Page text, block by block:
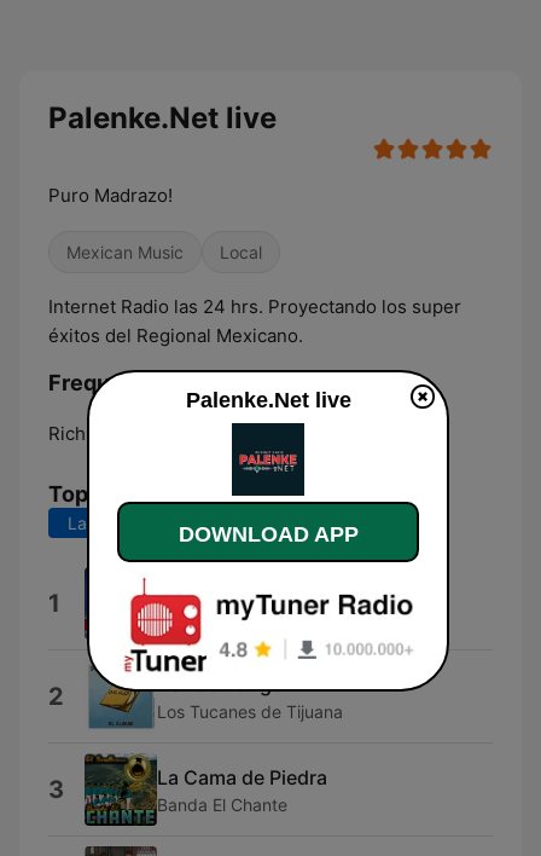
Palenke.Net live
Puro Madrazo!
Mexican Music Local
Internet Radio las 24 hrs. Proyectando los super
éxitos del Regional Mexicano.
Frequencies Palenke.Net:
Richmond:
Top Songs
Last 7 days Last 30 days
1 Te Soñé
El Coyote y Su Banda Tierra Santa
2 Yo Las Pongo
Los Tucanes de Tijuana
3 La Cama de Piedra
Banda El Chante
Palenke.Net live
DOWNLOAD APP